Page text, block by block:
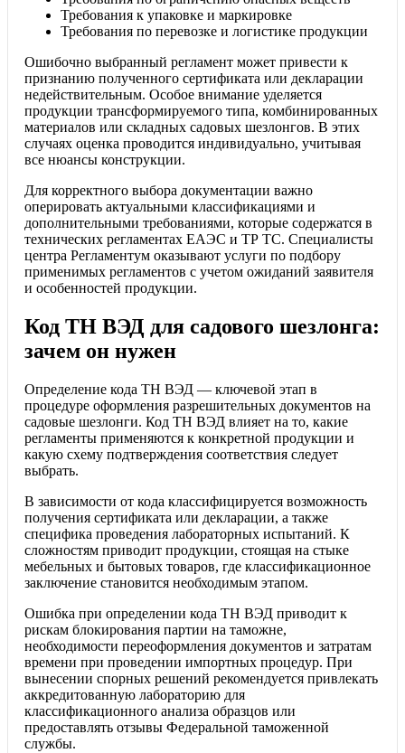
Требования к упаковке и маркировке
Требования по перевозке и логистике продукции
Ошибочно выбранный регламент может привести к
признанию полученного сертификата или декларации
недействительным. Особое внимание уделяется
продукции трансформируемого типа, комбинированных
материалов или складных садовых шезлонгов. В этих
случаях оценка проводится индивидуально, учитывая
все нюансы конструкции.
Для корректного выбора документации важно
оперировать актуальными классификациями и
дополнительными требованиями, которые содержатся в
технических регламентах ЕАЭС и ТР ТС. Специалисты
центра Регламентум оказывают услуги по подбору
применимых регламентов с учетом ожиданий заявителя
и особенностей продукции.
Код ТН ВЭД для садового шезлонга:
зачем он нужен
Определение кода ТН ВЭД — ключевой этап в
процедуре оформления разрешительных документов на
садовые шезлонги. Код ТН ВЭД влияет на то, какие
регламенты применяются к конкретной продукции и
какую схему подтверждения соответствия следует
выбрать.
В зависимости от кода классифицируется возможность
получения сертификата или декларации, а также
специфика проведения лабораторных испытаний. К
сложностям приводит продукции, стоящая на стыке
мебельных и бытовых товаров, где классификационное
заключение становится необходимым этапом.
Ошибка при определении кода ТН ВЭД приводит к
рискам блокирования партии на таможне,
необходимости переоформления документов и затратам
времени при проведении импортных процедур. При
вынесении спорных решений рекомендуется привлекать
аккредитованную лабораторию для
классификационного анализа образцов или
предоставлять отзывы Федеральной таможенной
службы.